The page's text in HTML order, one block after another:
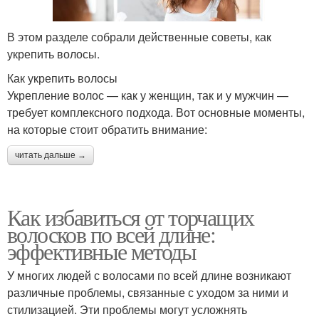
В этом разделе собрали действенные советы, как
укрепить волосы.
Как укрепить волосы
Укрепление волос — как у женщин, так и у мужчин —
требует комплексного подхода. Вот основные моменты,
на которые стоит обратить внимание:
читать дальше →
Как избавиться от торчащих
волосков по всей длине:
эффективные методы
У многих людей с волосами по всей длине возникают
различные проблемы, связанные с уходом за ними и
стилизацией. Эти проблемы могут усложнять